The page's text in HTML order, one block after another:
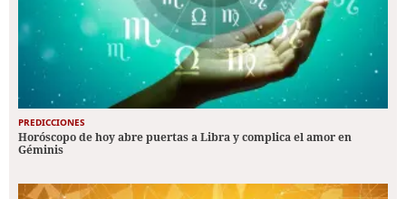
PREDICCIONES
Horóscopo de hoy abre puertas a Libra y complica el amor en
Géminis